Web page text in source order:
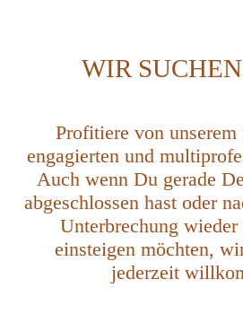
WIR
Profitiere von
engagierten und
Auch wenn Du gerade
abgeschlossen hast oder
Unterbrechung
einsteigen möchten,
jederzeit